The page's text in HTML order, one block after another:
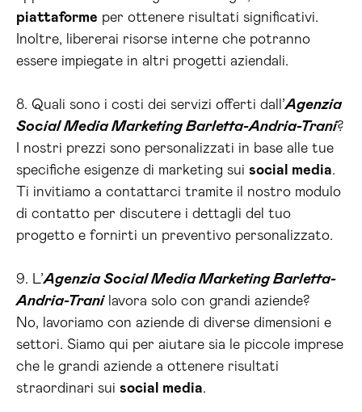
piattaforme per ottenere risultati significativi.
Inoltre, libererai risorse interne che potranno
essere impiegate in altri progetti aziendali.
8. Quali sono i costi dei servizi offerti dall’Agenzia
Social Media Marketing Barletta-Andria-Trani?
I nostri prezzi sono personalizzati in base alle tue
specifiche esigenze di marketing sui social media.
Ti invitiamo a contattarci tramite il nostro modulo
di contatto per discutere i dettagli del tuo
progetto e fornirti un preventivo personalizzato.
9. L’Agenzia Social Media Marketing Barletta-
Andria-Tranilavora solo con grandi aziende?
No, lavoriamo con aziende di diverse dimensioni e
settori. Siamo qui per aiutare sia le piccole imprese
che le grandi aziende a ottenere risultati
straordinari sui social media.